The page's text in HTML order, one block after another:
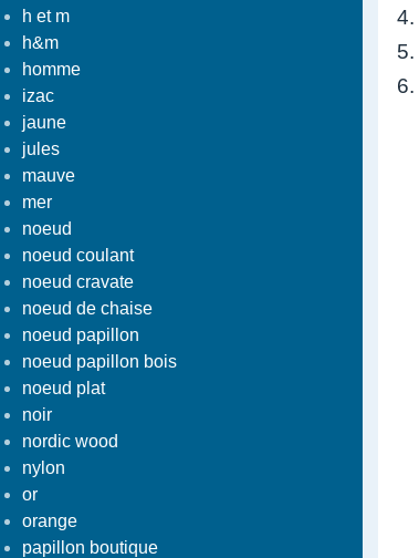
h et m
h&m
homme
izac
jaune
jules
mauve
mer
noeud
noeud coulant
noeud cravate
noeud de chaise
noeud papillon
noeud papillon bois
noeud plat
noir
nordic wood
nylon
or
orange
papillon boutique